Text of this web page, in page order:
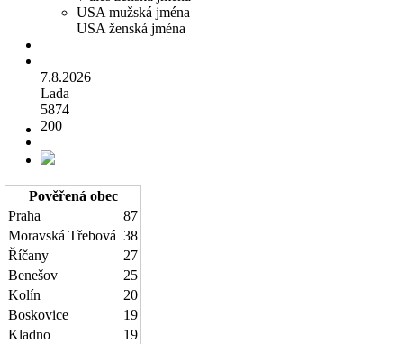
USA mužská jména
USA ženská jména
7.8.2026
Lada
5874
200
Pověřená obec
Praha
87
Moravská Třebová 38
Říčany
27
Benešov
25
Kolín
20
Boskovice
19
Kladno
19